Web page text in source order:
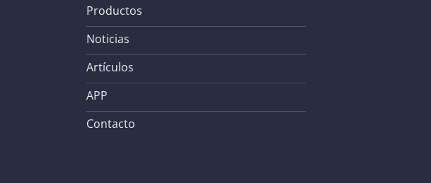
Productos
Noticias
Artículos
APP
Contacto